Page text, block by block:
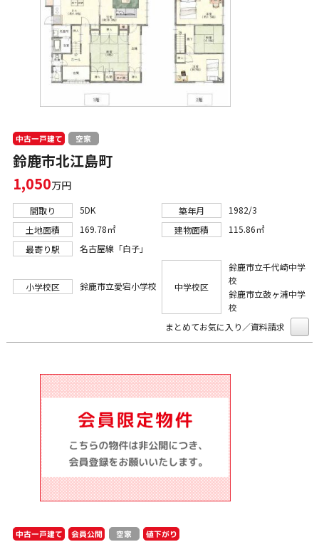
中古一戸建て 空家
鈴鹿市北江島町
1,050万円
間取り 5DK 築年月
1982/3
土地面積
169.78㎡ 建物面積
115.86㎡
最寄り駅
名古屋線「白子」
小学校区 鈴鹿市立愛宕小学校 中学校区
鈴鹿市立千代崎中学
校
鈴鹿市立鼓ヶ浦中学
校
まとめてお気に入り／資料請求
中古一戸建て 会員公開 空家 値下がり